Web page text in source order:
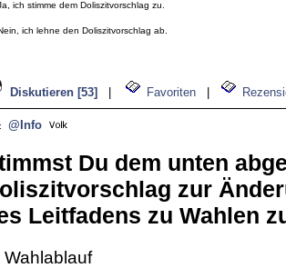
ich stimme dem Doliszitvorschlag zu.
ich lehne den Doliszitvorschlag ab.
Diskutieren [53] Favoriten
@Info
Du dem unten
zur
Leitfadens zu Wahlen
Wahlablauf